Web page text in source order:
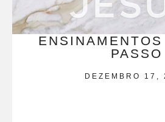
PASSO
DEZEMBRO 17,